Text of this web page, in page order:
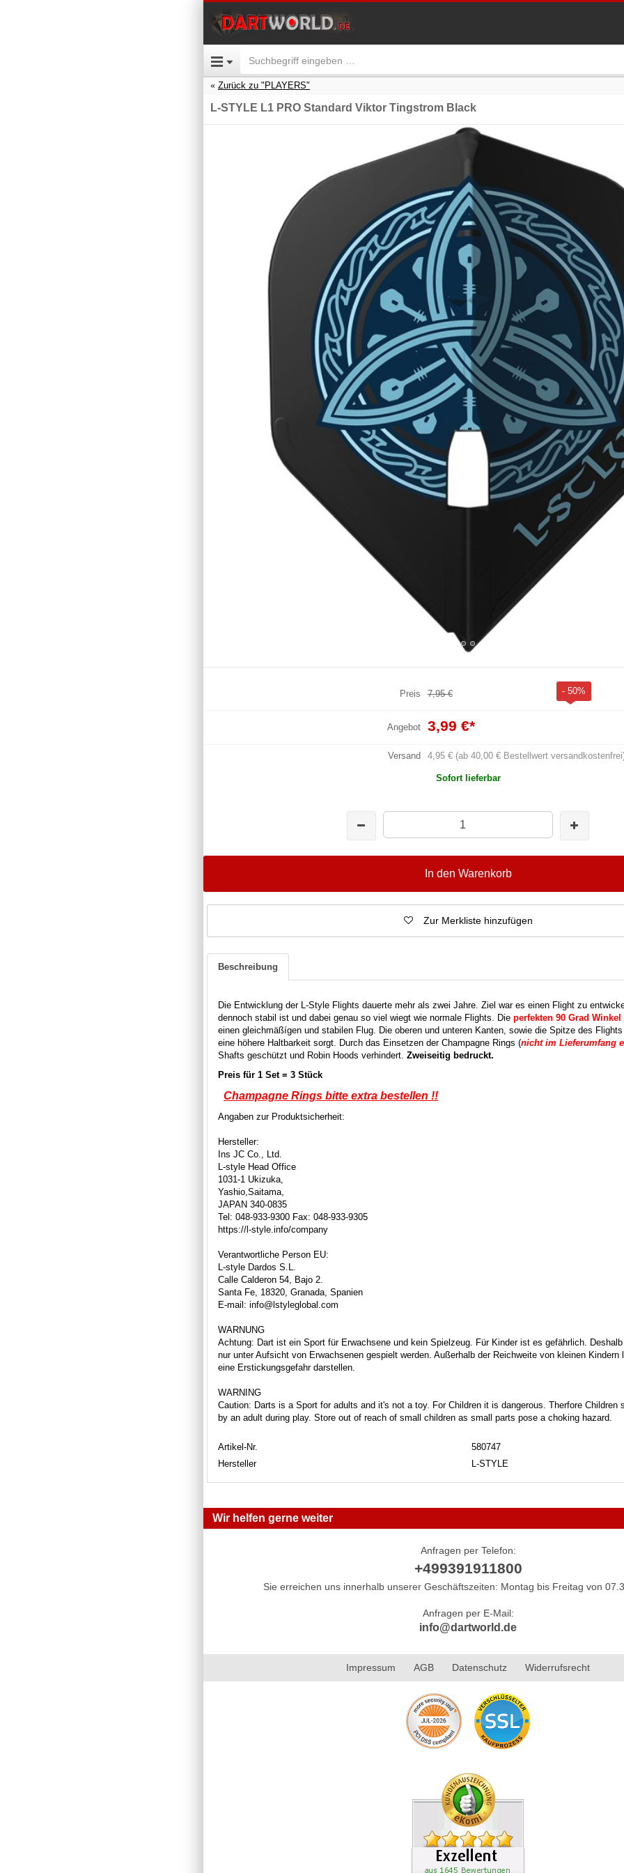
Zurück zu "PLAYERS"
L-STYLE L1 PRO Standard Viktor Tingstrom Black
Preis 7,95 € - 50%
Angebot 3,99 €*
Versand 4,95 € (ab 40,00 € Bestellwert
Sofort lieferbar
In den Warenkorb
Zur Merkliste hinzufügen
Beschreibung
Die Entwicklung der L-Style Flights dauerte mehr als zwei Jahre. Ziel war es einen Flight zu
dennoch stabil ist und dabei genau so viel wiegt wie normale Flights. Die perfekten 90 Grad
einen gleichmäßígen und stabilen Flug. Die oberen und unteren Kanten, sowie die Spitze des
eine höhere Haltbarkeit sorgt. Durch das Einsetzen der Champagne Rings (nicht im Lieferumfang
Shafts geschützt und Robin Hoods verhindert. Zweiseitig bedruckt.
Preis für 1 Set = 3 Stück
Champagne Rings bitte extra bestellen !!
Angaben zur Produktsicherheit:
Hersteller:
Ins JC Co., Ltd.
L-style Head Office
1031-1 Ukizuka,
Yashio,Saitama,
JAPAN 340-0835
Tel: 048-933-9300 Fax: 048-933-9305
https://l-style.info/company
Verantwortliche Person EU:
L-style Dardos S.L.
Calle Calderon 54, Bajo 2.
Santa Fe, 18320, Granada, Spanien
E-mail: info@lstyleglobal.com
WARNUNG
Achtung: Dart ist ein Sport für Erwachsene und kein Spielzeug. Für Kinder ist es gefährlich.
nur unter Aufsicht von Erwachsenen gespielt werden. Außerhalb der Reichweite von kleinen Kindern
eine Erstickungsgefahr darstellen.
WARNING
Caution: Darts is a Sport for adults and it's not a toy. For Children it is dangerous. Therfore Children
by an adult during play. Store out of reach of small children as small parts pose a choking hazard.
Artikel-Nr.
580747
Hersteller
L-STYLE
Wir helfen gerne weiter
Anfragen per Telefon:
+499391911800
Sie erreichen uns innerhalb unserer Geschäftszeiten: Montag bis Freitag von
Anfragen per E-Mail:
info@dartworld.de
Impressum AGB Datenschutz Widerrufsrecht